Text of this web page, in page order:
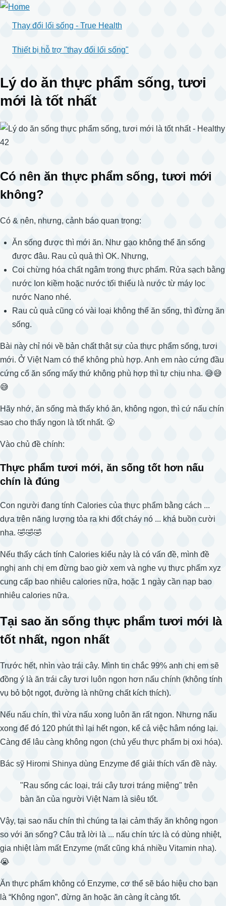
Skip
content
Thay đổi lối sống - True Health
Thiết bị hỗ trợ "thay đổi lối sống"
Lý do ăn thực phẩm sống, tươi
mới là tốt nhất
Có nên ăn thực phẩm sống, tươi mới
không?
Có & nên, nhưng, cảnh báo quan trọng:
Ăn sống được thì mới ăn. Như gạo không thể ăn sống
được đâu. Rau củ quả thì OK. Nhưng,
Coi chừng hóa chất ngâm trong thực phẩm. Rửa sạch bằng
nước Ion kiềm hoặc nước tối thiểu là nước từ máy lọc
nước Nano nhé.
Rau củ quả cũng có vài loại không thể ăn sống, thì đừng ăn
sống.
Bài này chỉ nói về bản chất thật sự của thực phẩm sống, tươi
mới. Ở Việt Nam có thể không phù hợp. Anh em nào cứng đầu
cứng cổ ăn sống mấy thứ không phù hợp thì tự chịu nha. 😅😅
😅
Hãy nhớ, ăn sống mà thấy khó ăn, không ngon, thì cứ nấu chín
sao cho thấy ngon là tốt nhất. 😤
Vào chủ đề chính:
Thực phẩm tươi mới, ăn sống tốt hơn nấu
chín là đúng
Con người đang tính Calories của thực phẩm bằng cách ...
dựa trên năng lượng tỏa ra khi đốt cháy nó ... khá buồn cười
nha. 🤣🤣🤣
Nếu thấy cách tính Calories kiểu này là có vấn đề, mình đề
nghị anh chị em đừng bao giờ xem và nghe vụ thực phẩm xyz
cung cấp bao nhiêu calories nữa, hoặc 1 ngày cần nạp bao
nhiêu calories nữa.
Tại sao ăn sống thực phẩm tươi mới là
tốt nhất, ngon nhất
Trước hết, nhìn vào trái cây. Mình tin chắc 99% anh chị em sẽ
đồng ý là ăn trái cây tươi luôn ngon hơn nấu chính (không tính
vụ bỏ bột ngọt, đường là những chất kích thích).
Nếu nấu chín, thì vừa nấu xong luôn ăn rất ngon. Nhưng nấu
xong để đó 120 phút thì lại hết ngon, kể cả việc hâm nóng lại.
Càng để lâu càng không ngon (chủ yếu thực phẩm bị oxi hóa).
Bác sỹ Hiromi Shinya dùng Enzyme để giải thích vấn đề này.
"Rau sống các loại, trái cây tươi tráng miệng" trên
bàn ăn của người Việt Nam là siêu tốt.
Vậy, tại sao nấu chín thì chúng ta lại cảm thấy ăn không ngon
so với ăn sống? Câu trả lời là ... nấu chín tức là có dùng nhiệt,
gia nhiệt làm mất Enzyme (mất cũng khá nhiều Vitamin nha).
😭
Ăn thực phẩm không có Enzyme, cơ thể sẽ báo hiệu cho bạn
là “Không ngon”, đừng ăn hoặc ăn càng ít càng tốt.